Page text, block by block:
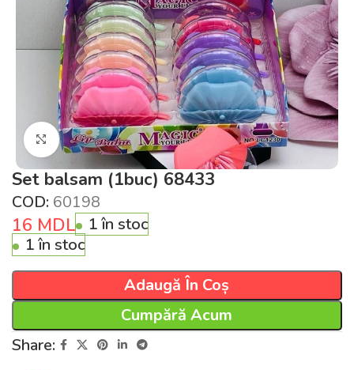
Click pentru a mări
Set balsam (1buc) 68433
COD: 60198
16 MDL
1 în stoc
1 în stoc
Adaugă În Coș
Cumpără Acum
Share: